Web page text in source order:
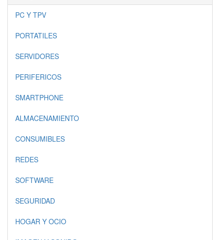
PC Y TPV
PORTATILES
SERVIDORES
PERIFERICOS
SMARTPHONE
ALMACENAMIENTO
CONSUMIBLES
REDES
SOFTWARE
SEGURIDAD
HOGAR Y OCIO